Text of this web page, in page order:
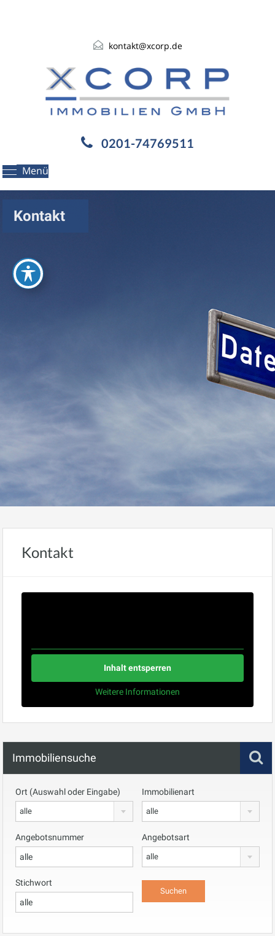
kontakt@xcorp.de
Menü
0201-74769511
Kontakt
Kontakt
Inhalt entsperren
Weitere Informationen
Immobiliensuche
Ort (Auswahl oder Eingabe)
alle
Immobilienart
alle
Angebotsnummer Angebotsart
alle
Stichwort